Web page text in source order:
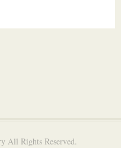
All Rights Reserved.